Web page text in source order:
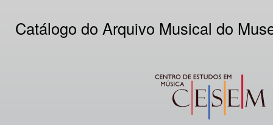
Catálogo do Arquivo Musical do
CESEM